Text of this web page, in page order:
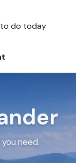
do today
need.